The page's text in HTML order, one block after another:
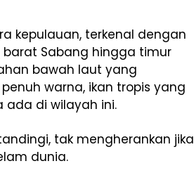
kepulauan, terkenal dengan
Sabang hingga timur
bawah laut yang
warna, ikan tropis yang
di wilayah ini.
tak mengherankan jika
dunia.